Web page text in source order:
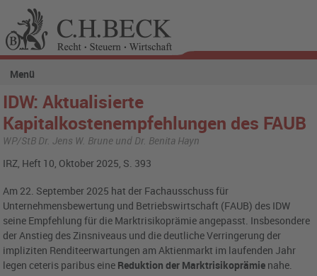
Menü
IDW: Aktualisierte
Kapitalkostenempfehlungen des FAUB
WP/StB Dr. Jens W. Brune und Dr. Benita Hayn
IRZ, Heft 10, Oktober 2025, S. 393
Am 22. September 2025 hat der Fachausschuss für
Unternehmensbewertung und Betriebswirtschaft (FAUB) des IDW
seine Empfehlung für die Marktrisikoprämie angepasst. Insbesondere
der Anstieg des Zinsniveaus und die deutliche Verringerung der
impliziten Renditeerwartungen am Aktienmarkt im laufenden Jahr
legen ceteris paribus eine Reduktion der Marktrisikoprämie nahe.